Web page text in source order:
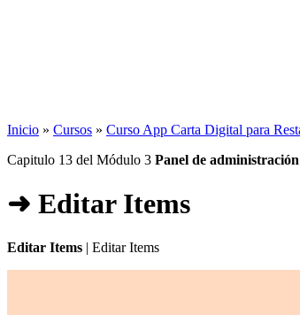
Inicio » Cursos » Curso App Carta Digital para
Capitulo 13 del Módulo 3 Panel de administración
➜ Editar Items
Editar Items | Editar Items